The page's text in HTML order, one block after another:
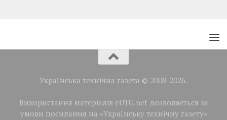
Українська технічна газета © 2008-2026.
Використання матеріалів eUTG.net дозволяється за
умови посилання на «Українську технічну газету»